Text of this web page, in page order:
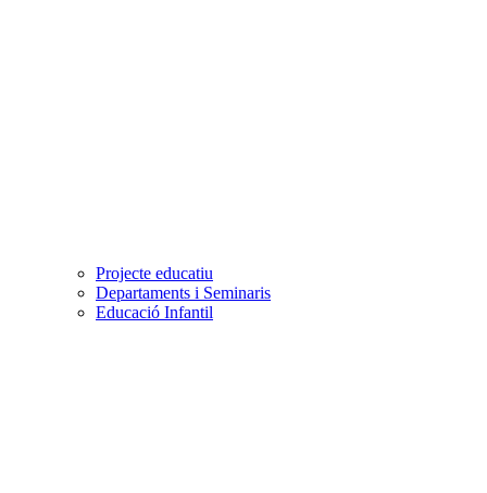
Projecte educatiu
Departaments i Seminaris
Educació Infantil